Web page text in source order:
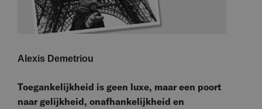
Alexis Demetriou
Toegankelijkheid is geen luxe, maar een poort
naar gelijkheid, onafhankelijkheid en